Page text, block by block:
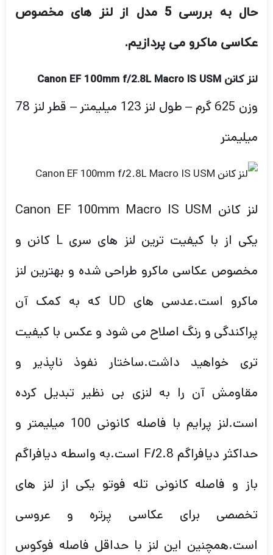
حال به بررسی 5 مدل از لنز های مخصوص
عکاسی ماکرو می پردازیم.
لنز کانن Canon EF 100mm f/2.8L Macro IS USM
وزن 625 گرم – طول لنز 123 میلیمتر – قطر لنز 78
میلیمتر
لنز کانن Canon EF 100mm Macro IS USM
یکی از با کیفیت ترین لنز های سری L کانن و
مخصوص عکاسی ماکرو طراحی شده و بهترین لنز
ماکرو است.عدسی های UD که به کمک آن
پراکندگی و رنگ اصلاح می شود و عکس با کیفیت
تری خواهید داشت.ساختار نفوذ ناپذیر و
مقاومش آن را به لنزی بی نظیر تبدیل کرده
است.لنز پرایم با فاصله کانونی 100 میلیمتر و
حداکثر دیافراگم F/2.8 است.به واسطه دیافراگم
باز و فاصله کانونی تله فوتو یکی از لنز های
تخصصی برای عکاسی پرتره و عروسی
است.همچنین این لنز با حداقل فاصله فوکوس